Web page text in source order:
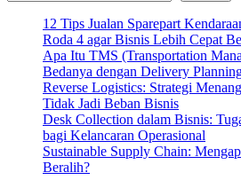
12 Tips Jualan Sparepart
Roda 4 agar Bisnis Lebih Cepat
Apa Itu TMS (Transportation
Bedanya dengan Delivery
Reverse Logistics: Strategi
Tidak Jadi Beban Bisnis
Desk Collection dalam Bisnis:
bagi Kelancaran Operasional
Sustainable Supply Chain:
Beralih?